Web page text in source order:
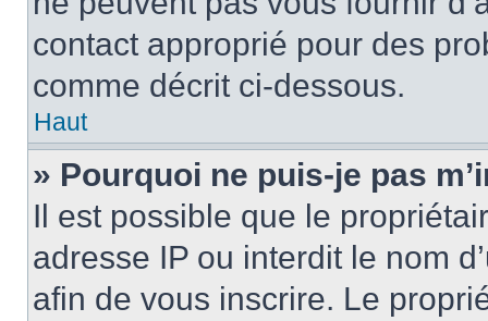
contact approprié pour des
comme décrit ci-dessous.
Haut
» Pourquoi ne puis-je pas
Il est possible que le
adresse IP ou interdit le nom
afin de vous inscrire. Le